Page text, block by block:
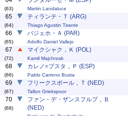
(63) Martin Landaluce
65
(64)
ティランテ・Ｔ (ARG)
Thiago Agustin Tirante
66
(65)
バジェホ・Ａ (PAR)
Adolfo Daniel Vallejo
67
(72)
マイクシャク，Ｋ (POL)
Kamil Majchrzak
68
(66)
カレノ=ブスタ，Ｐ (ESP)
Pablo Carreno Busta
69
(67)
フリークスポール，Ｔ (NED)
Tallon Griekspoor
70
(69)
ファン・デ・ザンスフルプ，Ｂ
(NED)